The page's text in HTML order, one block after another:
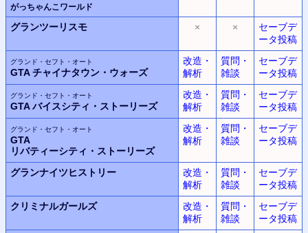
がっちゃんこワールド
グランツーリスモ × ×
セーブデ
ータ投稿
グランド・セフト・オート
GTA チャイナタウン・ウォーズ
改造・
解析
質問・
雑談
セーブデ
ータ投稿
グランド・セフト・オート
GTA バイスシティ・ストーリーズ
改造・
解析
質問・
雑談
セーブデ
ータ投稿
グランド・セフト・オート
GTA
リバティーシティ・ストーリーズ
改造・
解析
質問・
雑談
セーブデ
ータ投稿
グランナイツヒストリー
改造・
解析
質問・
雑談
セーブデ
ータ投稿
クリミナルガールズ
改造・
解析
質問・
雑談
セーブデ
ータ投稿